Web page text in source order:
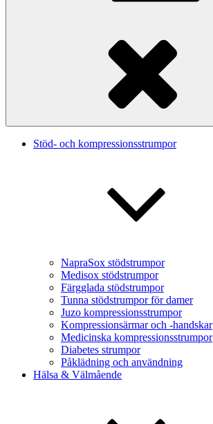
Stöd- och kompressionsstrumpor
NapraSox stödstrumpor
Medisox stödstrumpor
Färgglada stödstrumpor
Tunna stödstrumpor för damer
Juzo kompressionsstrumpor
Kompressionsärmar och -handskar
Medicinska kompressionsstrumpor
Diabetes strumpor
Påklädning och användning
Hälsa & Välmående